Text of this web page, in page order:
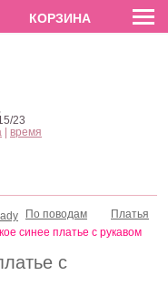
EN РУС
с
По поводам
Платья
синее платье с рукавом
23
время
КОРЗИНА